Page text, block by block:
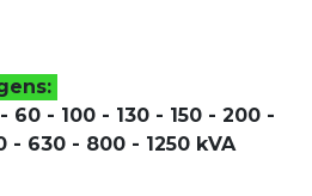
60 - 100 - 130 - 150 - 200 -
- 630 - 800 - 1250 kVA